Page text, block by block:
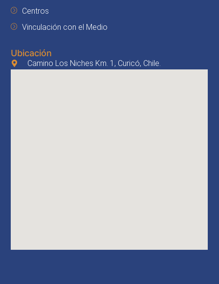
Centros
Vinculación con el Medio
Ubicación
Camino Los Niches Km. 1, Curicó, Chile.